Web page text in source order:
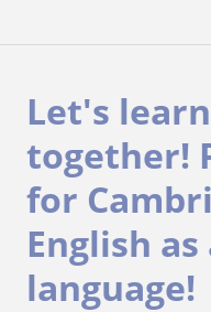
Let's
together!
for
English
language!